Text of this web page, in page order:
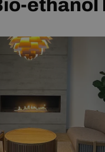
ethanol